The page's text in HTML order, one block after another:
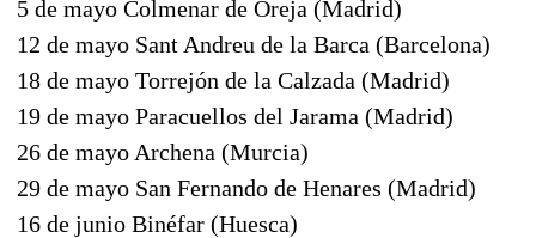
5 de mayo Colmenar de Oreja (Madrid)
12 de mayo Sant Andreu de la Barca (Barcelona)
18 de mayo Torrejón de la Calzada (Madrid)
19 de mayo Paracuellos del Jarama (Madrid)
26 de mayo Archena (Murcia)
29 de mayo San Fernando de Henares (Madrid)
16 de junio Binéfar (Huesca)